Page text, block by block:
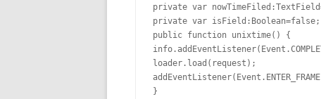
private var
private var isField:Boolean=false;
public function unixtime() {
loader.load(request);
}